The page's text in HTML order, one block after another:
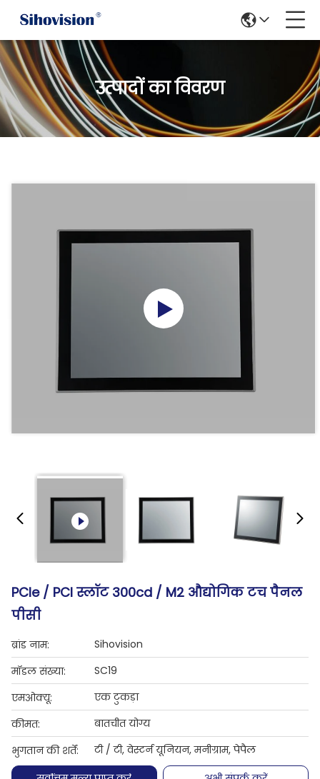
उत्पादों का विवरण
PCIe / PCI स्लॉट 300cd / M2 औद्योगिक टच पैनल
पीसी
ब्रांड नाम:
Sihovision
मॉडल संख्या:
SC19
एमओक्यू:
एक टुकड़ा
कीमत:
बातचीत योग्य
भुगतान की शर्तें:
टी / टी, वेस्टर्न यूनियन, मनीग्राम, पेपैल